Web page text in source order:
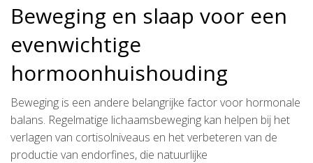
Beweging en slaap voor een
evenwichtige
hormoonhuishouding
Beweging is een andere belangrijke factor voor hormonale
balans. Regelmatige lichaamsbeweging kan helpen bij het
verlagen van cortisolniveaus en het verbeteren van de
productie van endorfines, die natuurlijke